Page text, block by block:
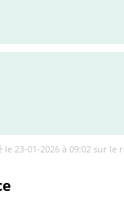
23-01-2026 à 09:02 sur le